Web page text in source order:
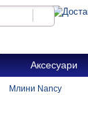
Аксесуари
Млини Nancy